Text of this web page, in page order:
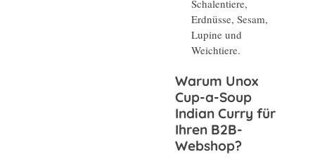
Schalentiere,
Erdnüsse, Sesam,
Lupine und
Weichtiere.
Warum Unox
Cup-a-Soup
Indian Curry für
Ihren B2B-
Webshop?